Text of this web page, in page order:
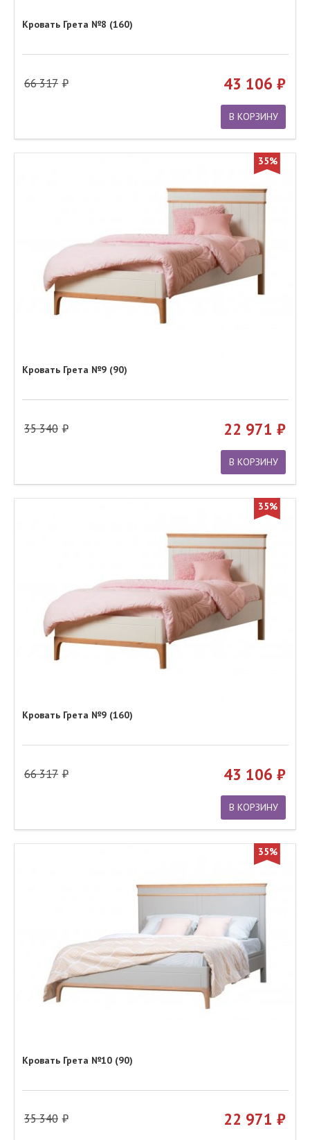
Кровать Грета №8 (160)
66 317 43 106
В КОРЗИНУ
35%
Кровать Грета №9 (90)
35 340 22 971
В КОРЗИНУ
35%
Кровать Грета №9 (160)
66 317 43 106
В КОРЗИНУ
35%
Кровать Грета №10 (90)
35 340 22 971